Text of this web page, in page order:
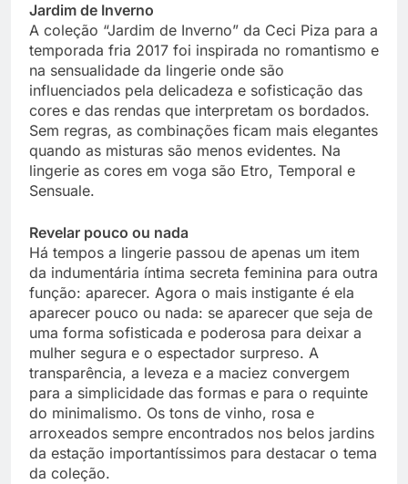
Jardim de Inverno
A coleção “Jardim de Inverno” da Ceci Piza para a
temporada fria 2017 foi inspirada no romantismo e
na sensualidade da lingerie onde são
influenciados pela delicadeza e sofisticação das
cores e das rendas que interpretam os bordados.
Sem regras, as combinações ficam mais elegantes
quando as misturas são menos evidentes. Na
lingerie as cores em voga são Etro, Temporal e
Sensuale.
Revelar pouco ou nada
Há tempos a lingerie passou de apenas um item
da indumentária íntima secreta feminina para outra
função: aparecer. Agora o mais instigante é ela
aparecer pouco ou nada: se aparecer que seja de
uma forma sofisticada e poderosa para deixar a
mulher segura e o espectador surpreso. A
transparência, a leveza e a maciez convergem
para a simplicidade das formas e para o requinte
do minimalismo. Os tons de vinho, rosa e
arroxeados sempre encontrados nos belos jardins
da estação importantíssimos para destacar o tema
da coleção.